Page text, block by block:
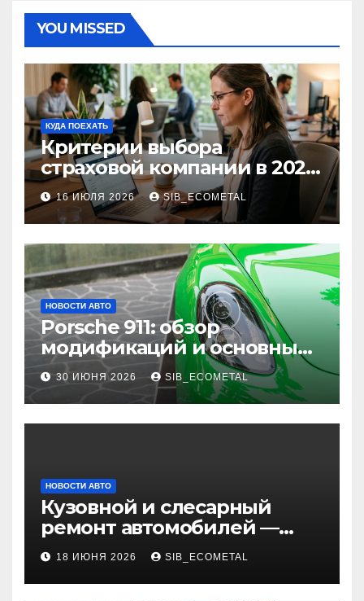
YOU MISSED
КУДА ПОЕХАТЬ
Критерии выбора
страховой компании в 2026
году: надежность и
реальные отзывы о
выплатах
16 ИЮЛЯ 2026 SIB_ECOMETAL
НОВОСТИ АВТО
Porsche 911: обзор
модификаций и основные
характеристики
30 ИЮНЯ 2026 SIB_ECOMETAL
НОВОСТИ АВТО
Кузовной и слесарный
ремонт автомобилей —
наличие оригинальных
запчастей и типичные
сроки выполнения работ
18 ИЮНЯ 2026 SIB_ECOMETAL